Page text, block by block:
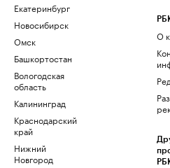
Екатеринбург
Новосибирск
Омск
Башкортостан
Вологодская
область
Калининград
Краснодарский
край
Нижний
Новгород
О